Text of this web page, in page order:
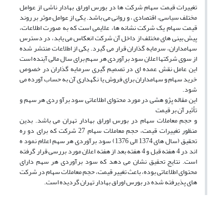
تغییرات قیمت سهام شرکت ها در بورس اوراق بهادار ناشی از عوامل
مختلف سیاسی، اقتصادی ، و روانی می باشد. یکی از عوامل موثر بر روند
قیمت سهام یک شرکت نشانه ها، علایمی است که به صورت اطلاعات،
پیش بینی های مختلف از داخل آن شرکت انعکاس می یابد، در دسترس
سهامداران، سرمایه گذاران قرار می گیرد. یکی از اطلاعات منتشر شده
از سوی شرکتها اعلان سود برآوردی هر سهم برای سال مالی آینده است
این عامل نقش عمده ای در تصمیم گیری سرمایه گذاران در خصوص
خرید سهام و سهامداران برای فروش یا نگهداری آن به حساب آورده می
شود.
این مقاله پژو هشی در مورد محتوای اطلاعاتی سود برآو ردی هر سهم و
تأثیر آن بر قیمت
و حجم معاملات سهام در بورس اوراق بهادار تهران می باشد. بدین
منظور تغییرات قیمت، حجم معاملات سهام 27 شرکت که برای دو ره
تحقیق (سال های 1374 الی 1376) سود برآوردی هر سهم اعلام نمود ه
اند در 4 هفته قبل و 4 هفته بعد از هفته اعلان مورد بررسی قرار گرفته
است. نتایج تحقیق نشان می دهد که سود برآوردی هر سهم دارای
محتوای اطلاعاتی بوده، باعث تغییر قیمت، حجم معاملات سهام در شرکت
های پذیرفته شده در بورس اوراق بهادار تهران گردیده است.